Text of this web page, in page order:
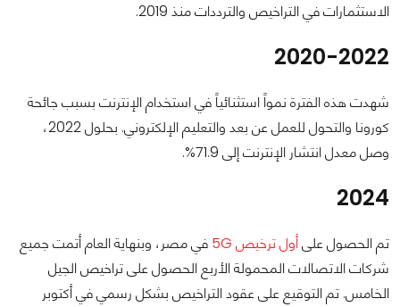
الاستثمارات في التراخيص والترددات منذ 2019.
2020-2022
شهدت هذه الفترة نمواً استثنائياً في استخدام الإنترنت بسبب جائحة
كورونا والتحول للعمل عن بعد والتعليم الإلكتروني. بحلول 2022،
وصل معدل انتشار الإنترنت إلى 71.9%.
2024
تم الحصول علىأول ترخيص 5G
في مصر، وبنهاية العام أتمت جميع
شركات الاتصالات المحمولة الأربع الحصول على تراخيص الجيل
الخامس. تم التوقيع على عقود التراخيص بشكل رسمي في أكتوبر